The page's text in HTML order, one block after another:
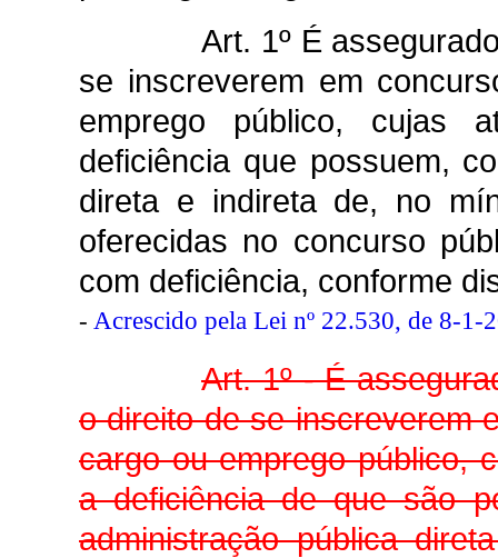
Art. 1º É
se inscreverem em
emprego público, cujas
deficiência que possuem,
direta e indireta de, no
oferecidas no concurso
com deficiência, conforme
- Acrescido pela Lei nº 22.530, de 8-1-
Art. 1º - É
o direito de se inscreverem
cargo ou emprego público,
a deficiência de que são
administração pública